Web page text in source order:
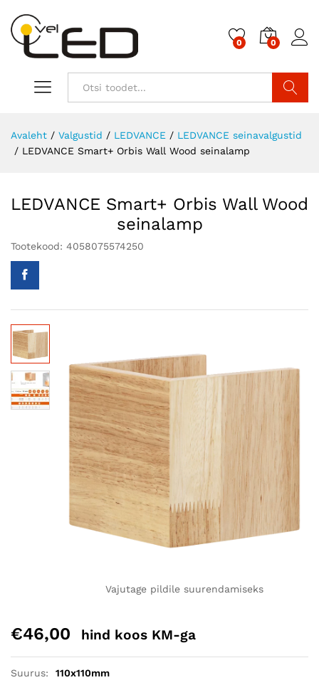
0 0
Avaleht / Valgustid / LEDVANCE / LEDVANCE seinavalgustid
/ LEDVANCE Smart+ Orbis Wall Wood seinalamp
LEDVANCE Smart+ Orbis Wall Wood
seinalamp
Tootekood: 4058075574250
Vajutage pildile suurendamiseks
€46,00 hind koos KM-ga
Suurus: 110x110mm